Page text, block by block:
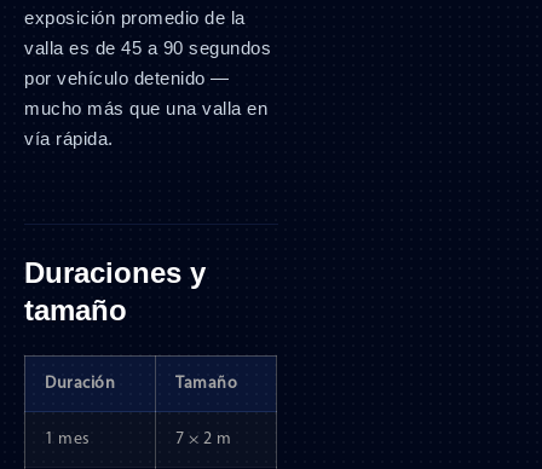
exposición promedio de la
valla es de 45 a 90 segundos
por vehículo detenido —
mucho más que una valla en
vía rápida.
Duraciones y
tamaño
Duración Tamaño
1 mes 7 × 2 m